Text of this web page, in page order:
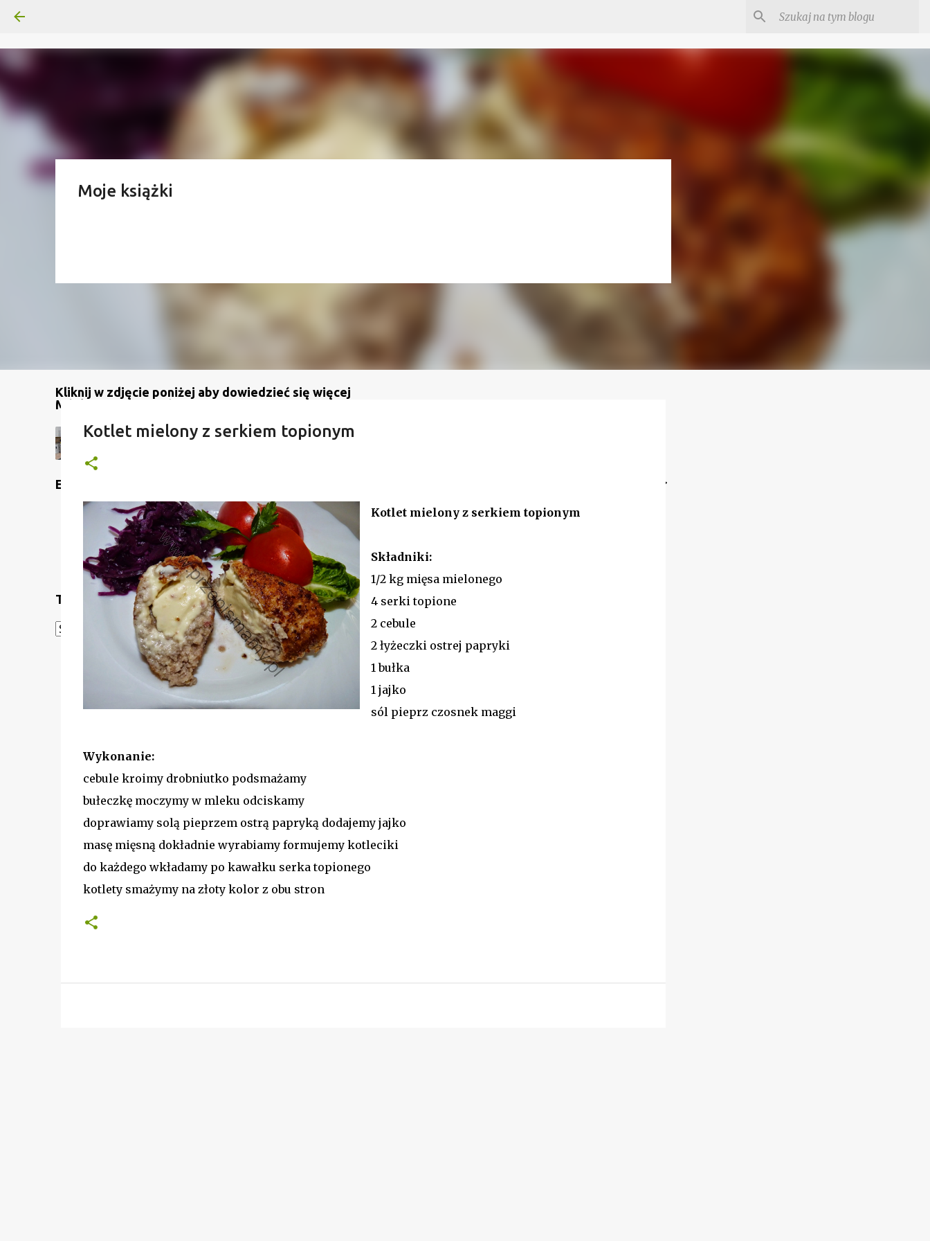
Kliknij w zdjęcie poniżej aby dowiedzieć się więcej
Moje książki
Mój kanał na YouTube
Etykiety
Translate
Translate
Kotlet mielony z serkiem topionym
Kotlet mielony z serkiem topionym
Składniki:
1/2 kg mięsa mielonego
4 serki topione
2 cebule
2 łyżeczki ostrej papryki
1 bułka
1 jajko
sól pieprz czosnek maggi
Wykonanie:
cebule kroimy drobniutko podsmażamy
bułeczkę moczymy w mleku odciskamy
doprawiamy solą pieprzem ostrą papryką dodajemy jajko
masę mięsną dokładnie wyrabiamy formujemy kotleciki
do każdego wkładamy po kawałku serka topionego
kotlety smażymy na złoty kolor z obu stron